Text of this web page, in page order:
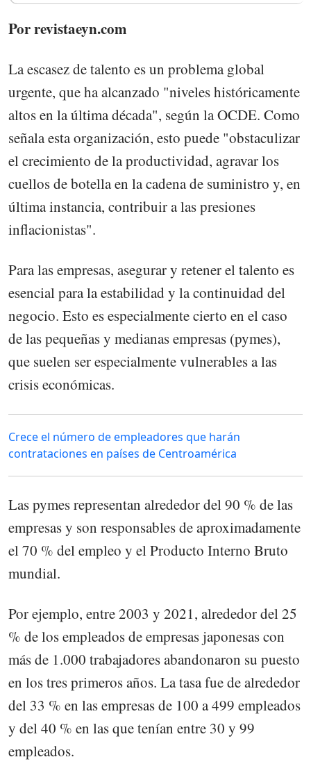
Por revistaeyn.com
La escasez de talento es un problema global
urgente, que ha alcanzado "niveles históricamente
altos en la última década", según la OCDE. Como
señala esta organización, esto puede "obstaculizar
el crecimiento de la productividad, agravar los
cuellos de botella en la cadena de suministro y, en
última instancia, contribuir a las presiones
inflacionistas".
Para las empresas, asegurar y retener el talento es
esencial para la estabilidad y la continuidad del
negocio. Esto es especialmente cierto en el caso
de las pequeñas y medianas empresas (pymes),
que suelen ser especialmente vulnerables a las
crisis económicas.
Crece el número de empleadores que harán
contrataciones en países de Centroamérica
Las pymes representan alrededor del 90 % de las
empresas y son responsables de aproximadamente
el 70 % del empleo y el Producto Interno Bruto
mundial.
Por ejemplo, entre 2003 y 2021, alrededor del 25
% de los empleados de empresas japonesas con
más de 1.000 trabajadores abandonaron su puesto
en los tres primeros años. La tasa fue de alrededor
del 33 % en las empresas de 100 a 499 empleados
y del 40 % en las que tenían entre 30 y 99
empleados.